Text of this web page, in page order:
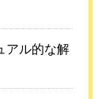
アル的な解